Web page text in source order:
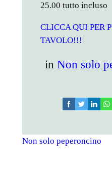
25.00 tutto incluso
CLICCA QUI PER
TAVOLO!!!
in Non solo
facebooktwitterlinkedinwhatsapp
Non solo peperoncino